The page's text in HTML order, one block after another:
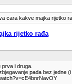
cara kakve majka rijetko
rijetko rađa
i druga.
pada bez